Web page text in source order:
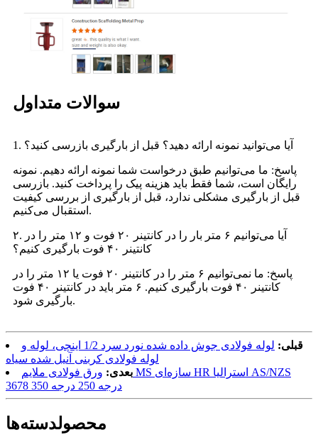
سوالات متداول
1. آیا می‌توانید نمونه ارائه دهید؟ قبل از بارگیری بازرسی کنید؟
پاسخ: ما می‌توانیم طبق درخواست شما نمونه ارائه دهیم. نمونه
رایگان است، شما فقط باید هزینه پیک را پرداخت کنید. بازرسی
قبل از بارگیری مشکلی ندارد، قبل از بارگیری از بررسی کیفیت
استقبال می‌کنیم.
۲. آیا می‌توانیم ۶ متر بار را در کانتینر ۲۰ فوت و ۱۲ متر را در
کانتینر ۴۰ فوت بارگیری کنیم؟
پاسخ: ما نمی‌توانیم ۶ متر را در کانتینر ۲۰ فوت یا ۱۲ متر را در
کانتینر ۴۰ فوت بارگیری کنیم. ۶ متر باید در کانتینر ۴۰ فوت
بارگیری شود.
قبلی:
لوله فولادی جوش داده شده نورد سرد 1/2 اینچی، لوله و
لوله فولادی کربنی آنیل شده سیاه
بعدی: ورق فولادی ملایم MS سازه‌ای HR استرالیا AS/NZS
3678 درجه 250 درجه 350
محصولدسته‌ها